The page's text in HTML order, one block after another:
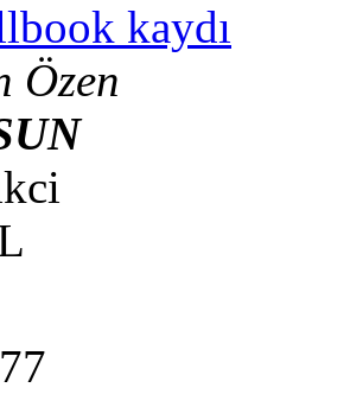
kaydı
Özen